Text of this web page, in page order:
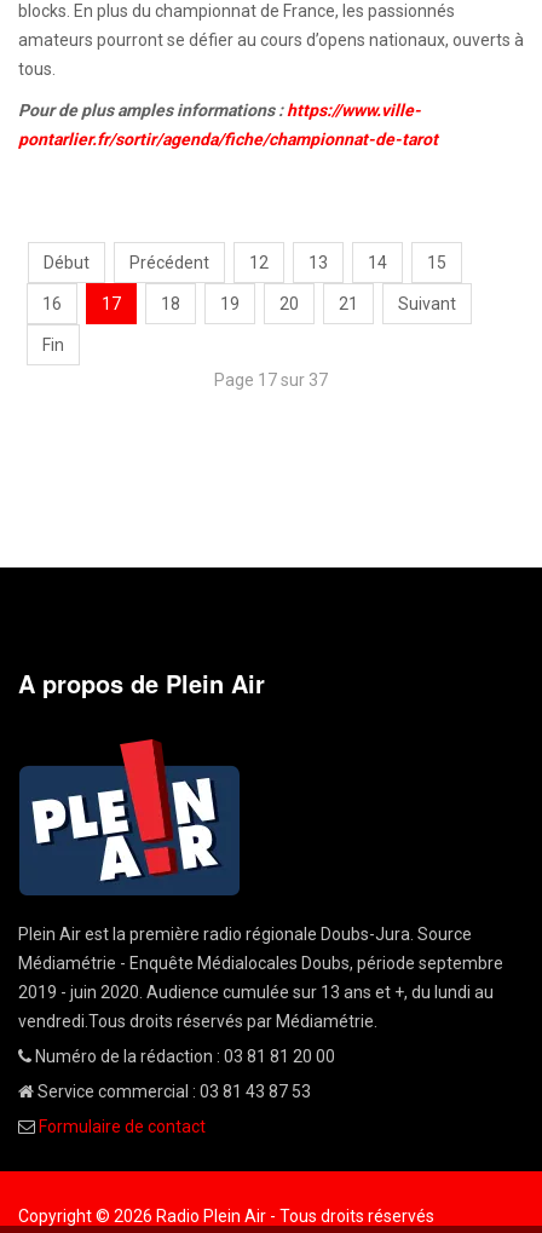
blocks. En plus du championnat de France, les passionnés
amateurs pourront se défier au cours d’opens nationaux, ouverts à
tous.
Pour de plus amples informations :https://www.ville-
pontarlier.fr/sortir/agenda/fiche/championnat-de-tarot
Début Précédent 12 13 14 15
16 17 18 19 20 21 Suivant
Fin
Page 17 sur 37
A propos de Plein Air
Plein Air est la première radio régionale Doubs-Jura. Source
Médiamétrie - Enquête Médialocales Doubs, période septembre
2019 - juin 2020. Audience cumulée sur 13 ans et +, du lundi au
vendredi.Tous droits réservés par Médiamétrie.
Numéro de la rédaction : 03 81 81 20 00
Service commercial : 03 81 43 87 53
Formulaire de contact
Copyright © 2026 Radio Plein Air - Tous droits réservés